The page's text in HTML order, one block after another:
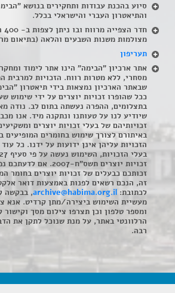
סיוע בהכנת עבודות ותחקירים בנושא
והתיאטרון העברי והישראלי בכלל.
מצולמות משנות השבעים והלאה (בתיאום
תעריפון
אתר ארכיון "הבימה" הינו אתר לימוד
מסחרי, ללא מטרות רווח. הזכויות למרבית
שבאתר הארכיון נמצאות בידי תיאטרון
ככל שהופרו זכויות יוצרים על ידי שימוש
בתצלומים, ההפרה נעשתה בתום לב. נודה
שיודיע לנו על טעותנו ונתקנה מיד. אנו
זכויותיהם של בעלי זכויות יוצרים
באיתורם לצורך שימוש בחומרים המופיעים
הזכויות עליהן אינן ידועות על ידנו. כל
זכויות יוצרים תשס"ח-2007. אם
זכותכם כבעלים של זכויות יוצרים בחומר
זה, הנכם רשאים לפנות באמצעות דואר
לכתובת: archive@habima.org.il, בבקשה
מעשיית השימוש ביצירה/מתן קרדיט. אנא
ומספר טלפון וכן תצרפו צילום מסך וקישור
הרלוונטי באתר, על מנת שנוכל לתקן את
רבה.